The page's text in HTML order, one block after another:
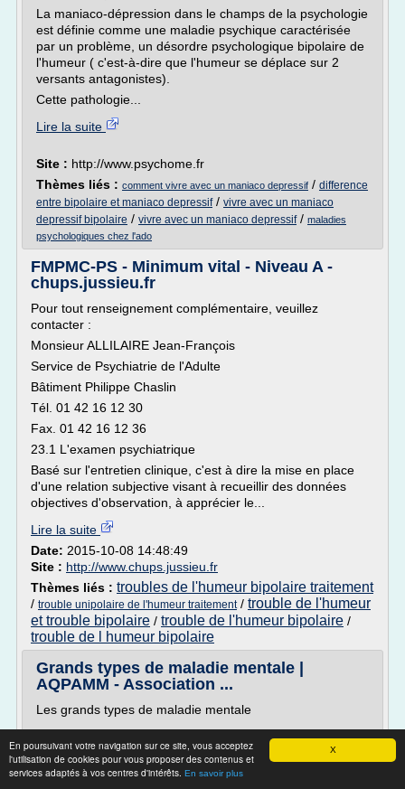
X
En poursuivant votre navigation sur ce site, vous acceptez
l'utilisation de cookies pour vous proposer des contenus et
services adaptés à vos centres d'intérêts. En savoir plus
La maniaco-dépression dans le champs de la psychologie
est définie comme une maladie psychique caractérisée
par un problème, un désordre psychologique bipolaire de
l'humeur ( c'est-à-dire que l'humeur se déplace sur 2
versants antagonistes).
Cette pathologie...
Lire la suite
Site : http://www.psychome.fr
Thèmes liés : comment vivre avec un maniaco depressif / difference
entre bipolaire et maniaco depressif/ vivre avec un maniaco
depressif bipolaire / vivre avec un maniaco depressif/ maladies
psychologiques chez l'ado
FMPMC-PS - Minimum vital - Niveau A -
chups.jussieu.fr
Pour tout renseignement complémentaire, veuillez
contacter :
Monsieur ALLILAIRE Jean-François
Service de Psychiatrie de l'Adulte
Bâtiment Philippe Chaslin
Tél. 01 42 16 12 30
Fax. 01 42 16 12 36
23.1 L'examen psychiatrique
Basé sur l'entretien clinique, c'est à dire la mise en place
d'une relation subjective visant à recueillir des données
objectives d'observation, à apprécier le...
Lire la suite
Date: 2015-10-08 14:48:49
Site : http://www.chups.jussieu.fr
Thèmes liés : troubles de l'humeur bipolaire traitement
/ trouble unipolaire de l'humeur traitement/ trouble de l'humeur
et trouble bipolaire / trouble de l'humeur bipolaire /
trouble de l humeur bipolaire
Grands types de maladie mentale |
AQPAMM - Association ...
Les grands types de maladie mentale
La schizophrénie